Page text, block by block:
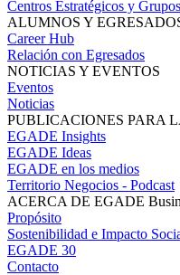
Centros Estratégicos y
ALUMNOS Y
Career Hub
Relación con Egresados
NOTICIAS Y EVENTOS
Eventos
Noticias
PUBLICACIONES PARA
EGADE Insights
EGADE Ideas
EGADE en los medios
Territorio Negocios - Podcast
ACERCA DE EGADE
Propósito
Sostenibilidad e Impacto
EGADE 30
Contacto